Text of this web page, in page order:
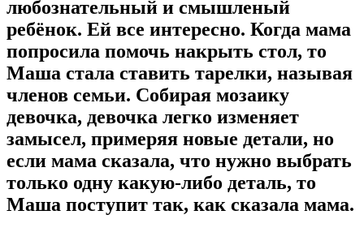
любознательный и смышленый
ребёнок. Ей все интересно. Когда мама
попросила помочь накрыть стол, то
Маша стала ставить тарелки, называя
членов семьи. Собирая мозаику
девочка, девочка легко изменяет
замысел, примеряя новые детали, но
если мама сказала, что нужно выбрать
только одну какую-либо деталь, то
Маша поступит так, как сказала мама.